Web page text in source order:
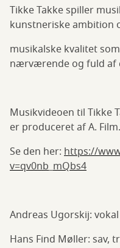
Tikke Takke spiller
kunstneriske ambition
musikalske kvalitet
nærværende og fuld af
Musikvideoen til Tikke
er produceret af A. Film.
Se den her: https://
v=qv0nb_mQbs4
Andreas Ugorskij:
Hans Find Møller: sav,